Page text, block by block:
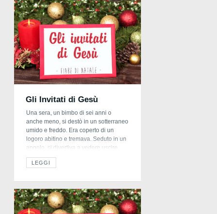
sull’albero non si fossero spente. Si
era accucciata […]
Gli Invitati di Gesù
Una sera, un bimbo di sei anni o
anche meno, si destò in un sotterraneo
umido e freddo. Era coperto di un
logoro abitino e tremava. Seduto in un
angolo, si divertiva a vedere uscire
dalla propria bocca il bianco vapore
dell’alito, ma presto ebbe fame. Vicino
[…]
LEGGI